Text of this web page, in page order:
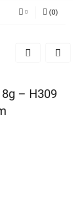
(0)
– H309